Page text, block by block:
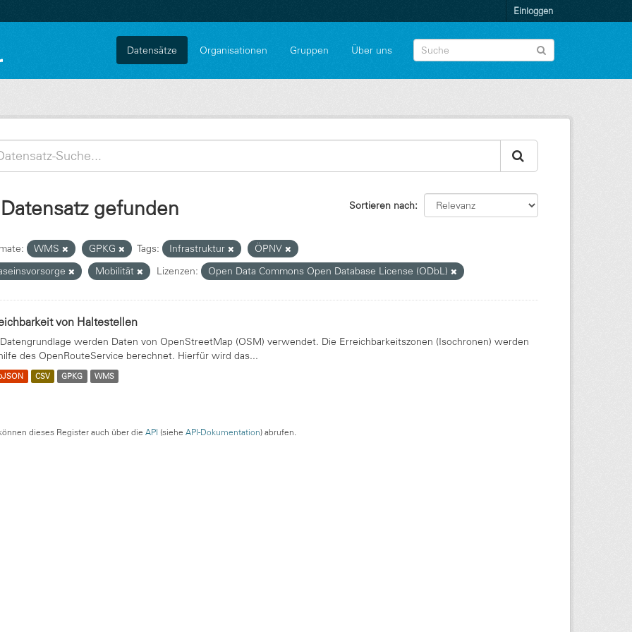
Einloggen
Datensätze Organisationen Gruppen Über uns
Sortieren nach
gefunden
WMS GPKG Tags: Infrastruktur
ÖPNV
Mobilität Lizenzen: Open Data Commons Open Database License (ODbL)
von Haltestellen
werden Daten von OpenStreetMap (OSM) verwendet. Die Erreichbarkeitszonen (Isochronen) werden
des OpenRouteService berechnet. Hierfür wird das...
CSV GPKG WMS
dieses Register auch über die API (siehe API-Dokumentation) abrufen.